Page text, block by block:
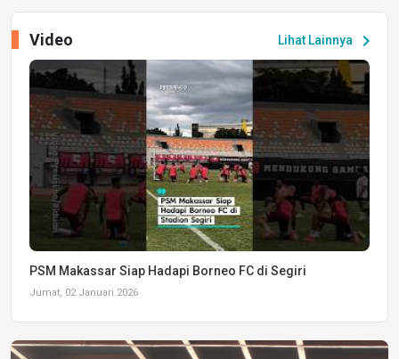
Lihat Lainnya chevron_right
Video
PSM Makassar Siap Hadapi Borneo FC di Segiri
Jumat, 02 Januari 2026